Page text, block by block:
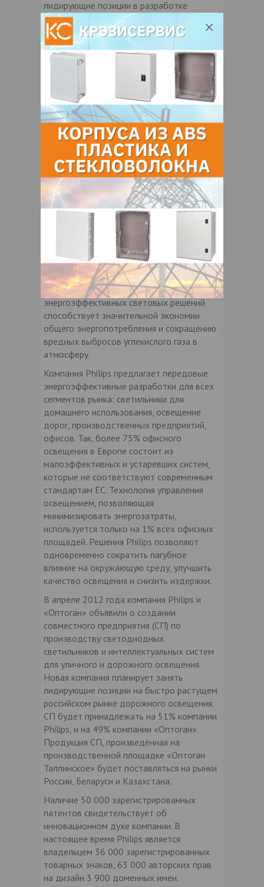
лидирующие позиции в разработке
оборудования для кардиологии,
неотложной помощи и медицинского
обслуживания на дому, в области
энергоэффективных светотехнических
решений и инновационных систем
освещения, а также потребительских
товаров для персонального ухода,
задавая высокие стандарты в сегментах
электробритв и средств личной гигиены,
портативных систем развлечения, а также
приборов и средств для ухода за
полостью рта.
Световые решения
Являясь лидером мирового рынка
светотехники, компания Philips ведет
постоянный поиск новых
энергоэффективных световых решений.
Системы электрического освещения
потребляют 19% всего объема
электроэнергии, вырабатываемой в мире,
поэтому использование
энергоэффективных световых решений
способствует значительной экономии
общего энергопотребления и сокращению
вредных выбросов углекислого газа в
атмосферу.
Компания Philips предлагает передовые
энергоэффективные разработки для всех
сегментов рынка: светильники для
домашнего использования, освещение
дорог, производственных предприятий,
офисов. Так, более 75% офисного
освещения в Европе состоит из
малоэффективных и устаревших систем,
которые не соответствуют современным
стандартам ЕС. Технология управления
освещением, позволяющая
минимизировать энергозатраты,
используется только на 1% всех офисных
площадей. Решения Philips позволяют
одновременно сократить пагубное
влияние на окружающую среду, улучшить
качество освещения и снизить издержки.
В апреле 2012 года компания Philips и
«Оптоган» объявили о создании
совместного предприятия (СП) по
производству светодиодных
светильников и интеллектуальных систем
для уличного и дорожного освещения.
Новая компания планирует занять
лидирующие позиции на быстро растущем
российском рынке дорожного освещения.
СП будет принадлежать на 51% компании
Philips, и на 49% компании «Оптоган».
Продукция СП, произведённая на
производственной площадке «Оптоган
Таллинское» будет поставляться на рынки
России, Беларуси и Казахстана.
Наличие 50 000 зарегистрированных
патентов свидетельствует об
инновационном духе компании. В
настоящее время Philips является
владельцем 36 000 зарегистрированных
товарных знаков, 63 000 авторских прав
на дизайн 3 900 доменных имен.